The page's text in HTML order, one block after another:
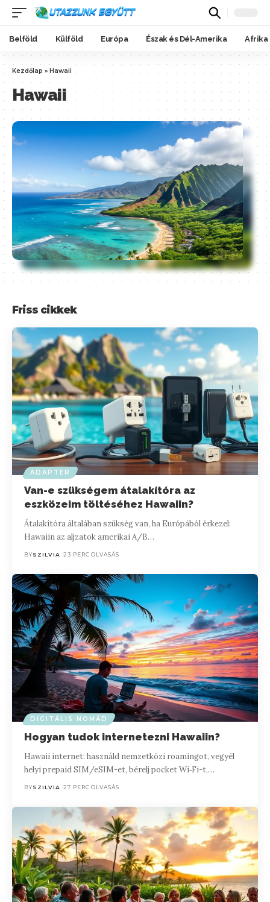
Belföld Külföld Európa Észak és Dél-Amerika Afrika
Kezdőlap » Hawaii
Hawaii
Friss cikkek
ADAPTER
Van-e szükségem átalakítóra az
eszközeim töltéséhez Hawaiin?
Átalakítóra általában szükség van, ha Európából érkezel:
Hawaiin az aljzatok amerikai A/B…
BYSZILVIA 23 PERC OLVASÁS
DIGITÁLIS NOMÁD
Hogyan tudok internetezni Hawaiin?
Hawaii internet: használd nemzetközi roamingot, vegyél
helyi prepaid SIM/eSIM-et, bérelj pocket Wi‑Fi-t,…
BYSZILVIA 27 PERC OLVASÁS